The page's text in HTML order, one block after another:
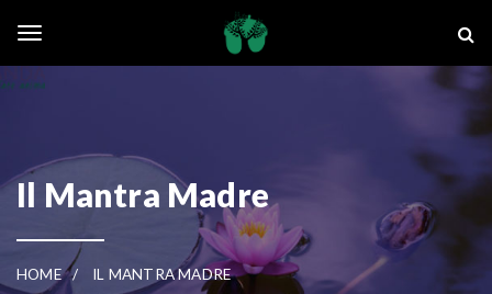
Il Mantra Madre
HOME IL MANTRA MADRE